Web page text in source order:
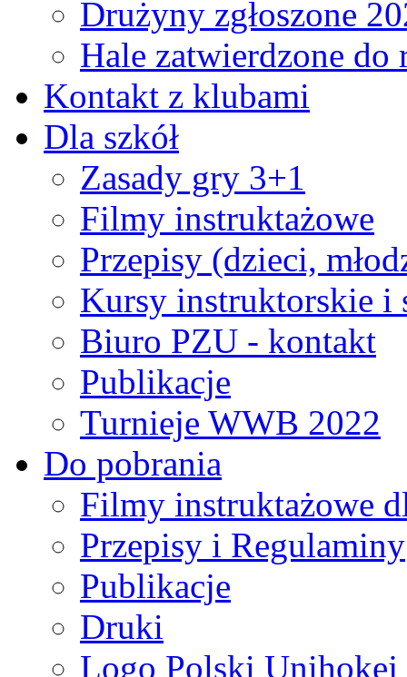
Drużyny zgłoszone
Hale zatwierdzone
Kontakt z klubami
Dla szkół
Zasady gry 3+1
Filmy instruktażowe
Przepisy (dzieci,
Kursy instruktorskie i
Biuro PZU - kontakt
Publikacje
Turnieje WWB 2022
Do pobrania
Filmy instruktażowe
Przepisy i Regulaminy
Publikacje
Druki
Logo Polski Unihokej